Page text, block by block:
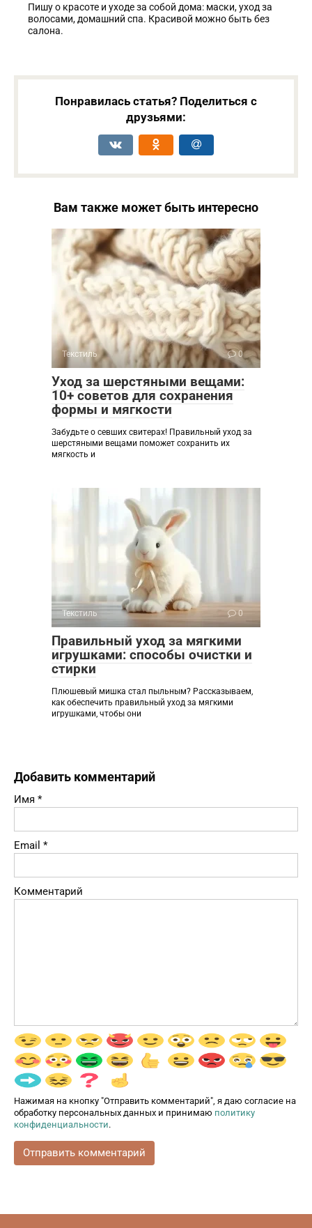
Пишу о красоте и уходе за собой дома: маски, уход за
волосами, домашний спа. Красивой можно быть без
салона.
Понравилась статья? Поделиться с
друзьями:
Вам также может быть интересно
Текстиль 0
Уход за шерстяными вещами:
10+ советов для сохранения
формы и мягкости
Забудьте о севших свитерах! Правильный уход за
шерстяными вещами поможет сохранить их
мягкость и
Текстиль 0
Правильный уход за мягкими
игрушками: способы очистки и
стирки
Плюшевый мишка стал пыльным? Рассказываем,
как обеспечить правильный уход за мягкими
игрушками, чтобы они
Добавить комментарий
Имя *
Email *
Комментарий
Нажимая на кнопку "Отправить комментарий", я даю согласие на
обработку персональных данных и принимаю политику
конфиденциальности.